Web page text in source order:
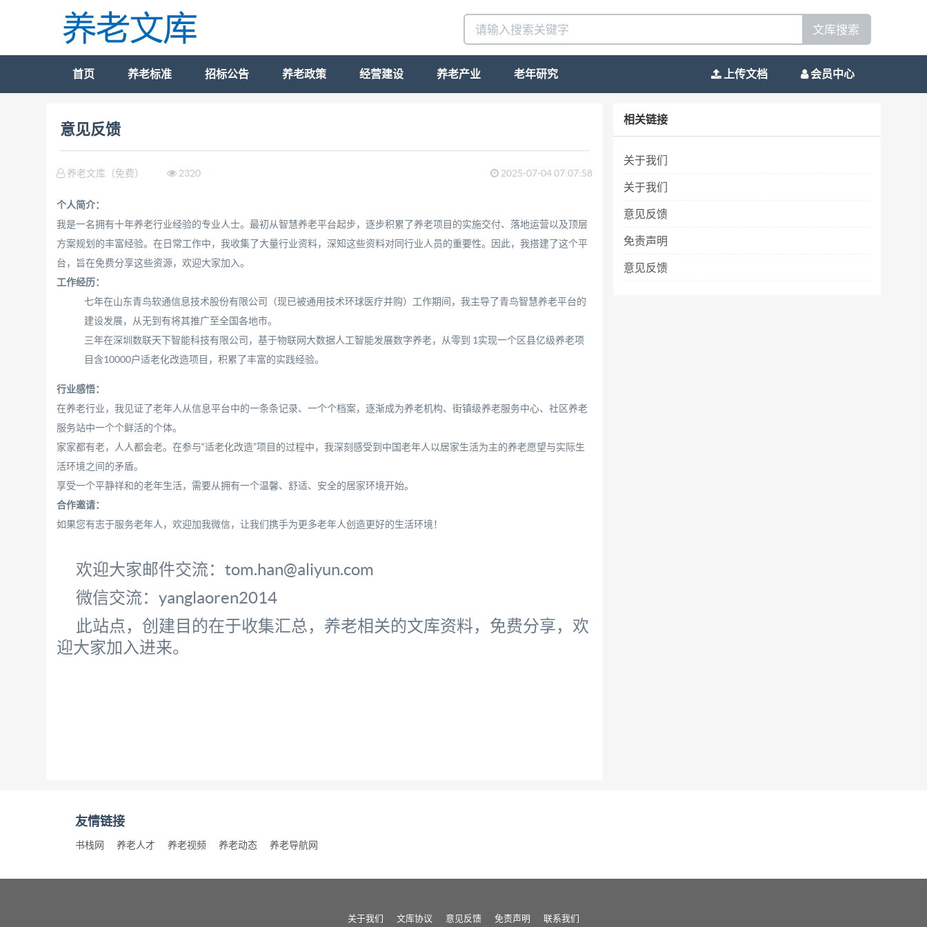
文库搜索
首页 养老标准 招标公告 养老政策 经营建设 养老产业 老年研究 上传文档 会员中心
意见反馈
养老文库（免费） 2025-07-04 07:07:58
2320
个人简介：
我是一名拥有十年养老行业经验的专业人士。最初从智慧养老平台起步，逐步积累了养老项目的实施交付、落地运营以及顶层
方案规划的丰富经验。在日常工作中，我收集了大量行业资料，深知这些资料对同行业人员的重要性。因此，我搭建了这个平
台，旨在免费分享这些资源，欢迎大家加入。
工作经历：
七年在山东青鸟软通信息技术股份有限公司（现已被通用技术环球医疗并购）工作期间，我主导了青鸟智慧养老平台的
建设发展，从无到有将其推广至全国各地市。
三年在深圳数联天下智能科技有限公司，基于物联网大数据人工智能发展数字养老，从零到 1实现一个区县亿级养老项
目含10000户适老化改造项目，积累了丰富的实践经验。
行业感悟：
在养老行业，我见证了老年人从信息平台中的一条条记录、一个个档案，逐渐成为养老机构、街镇级养老服务中心、社区养老
服务站中一个个鲜活的个体。
家家都有老，人人都会老。在参与“适老化改造”项目的过程中，我深刻感受到中国老年人以居家生活为主的养老愿望与实际生
活环境之间的矛盾。
享受一个平静祥和的老年生活，需要从拥有一个温馨、舒适、安全的居家环境开始。
合作邀请：
如果您有志于服务老年人，欢迎加我微信，让我们携手为更多老年人创造更好的生活环境！
欢迎大家邮件交流：tom.han@aliyun.com
微信交流：yanglaoren2014
此站点，创建目的在于收集汇总，养老相关的文库资料，免费分享，欢
迎大家加入进来。
相关链接
关于我们
关于我们
意见反馈
免责声明
意见反馈
友情链接
书栈网 养老人才 养老视频 养老动态 养老导航网
关于我们 文库协议 意见反馈 免责声明 联系我们